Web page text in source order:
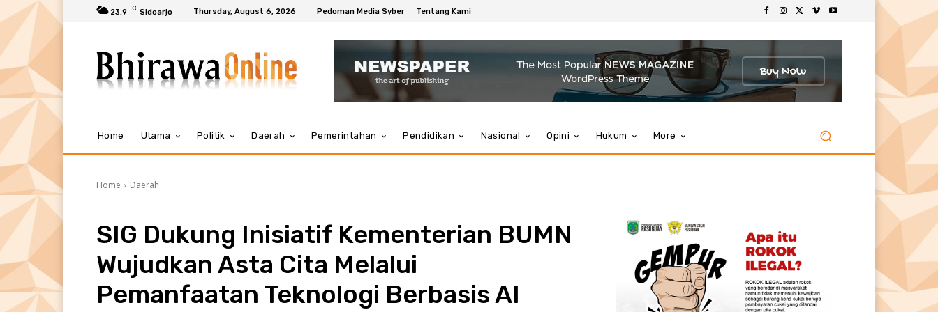
23.9 C Sidoarjo Thursday, August 6, 2026 Pedoman Media Syber Tentang Kami
Home Utama Politik Daerah Pemerintahan Pendidikan Nasional Opini Hukum More
Home Daerah
SIG Dukung Inisiatif Kementerian BUMN
Wujudkan Asta Cita Melalui
Pemanfaatan Teknologi Berbasis AI